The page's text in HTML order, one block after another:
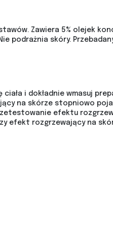
Zawiera 5% olejek
podrażnia skóry.
i dokładnie wmasuj
na skórze stopniowo
efektu
efekt rozgrzewający na